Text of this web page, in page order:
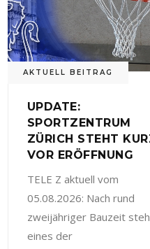
AKTUELL BEITRAG
UPDATE:
SPORTZENTRUM
ZÜRICH STEHT
VOR ERÖFFNUNG
TELE Z aktuell vom
05.08.2026: Nach rund
zweijähriger Bauzeit
eines der